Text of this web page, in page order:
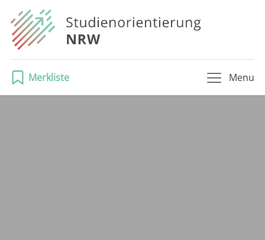
Merkliste Menu